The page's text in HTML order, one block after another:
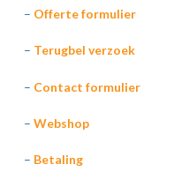
– Offerte formulier
– Terugbel verzoek
– Contact formulier
– Webshop
– Betaling